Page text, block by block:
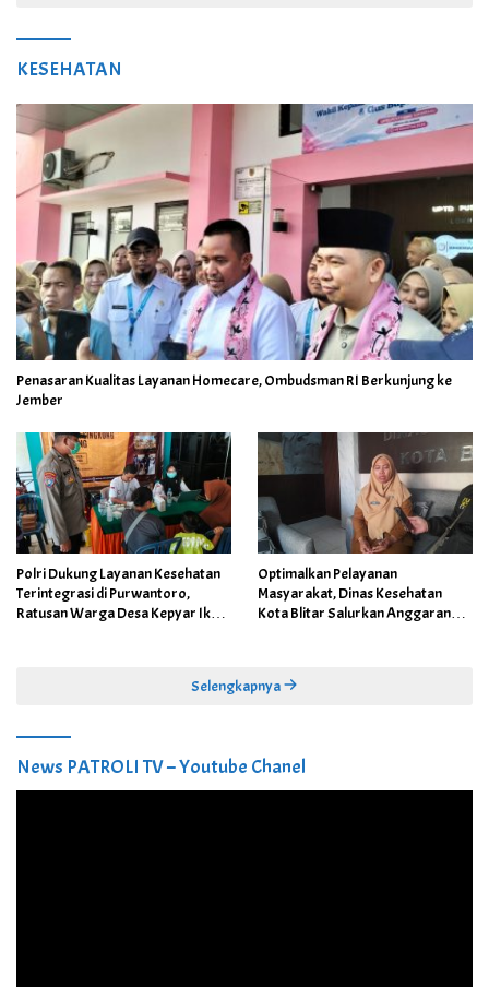
KESEHATAN
Penasaran Kualitas Layanan Homecare, Ombudsman RI Berkunjung ke
Jember
Polri Dukung Layanan Kesehatan
Terintegrasi di Purwantoro,
Ratusan Warga Desa Kepyar Ikuti
Optimalkan Pelayanan
Masyarakat, Dinas Kesehatan
Kota Blitar Salurkan Anggaran
Selengkapnya
News PATROLI TV – Youtube Chanel